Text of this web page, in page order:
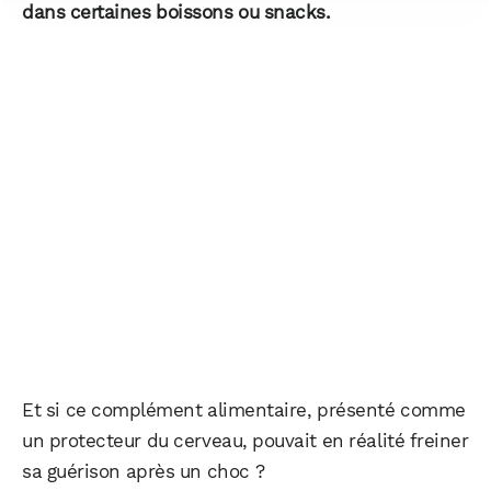
dans certaines boissons ou snacks.
Et si ce complément alimentaire, présenté comme
un protecteur du cerveau, pouvait en réalité freiner
sa guérison après un choc ?